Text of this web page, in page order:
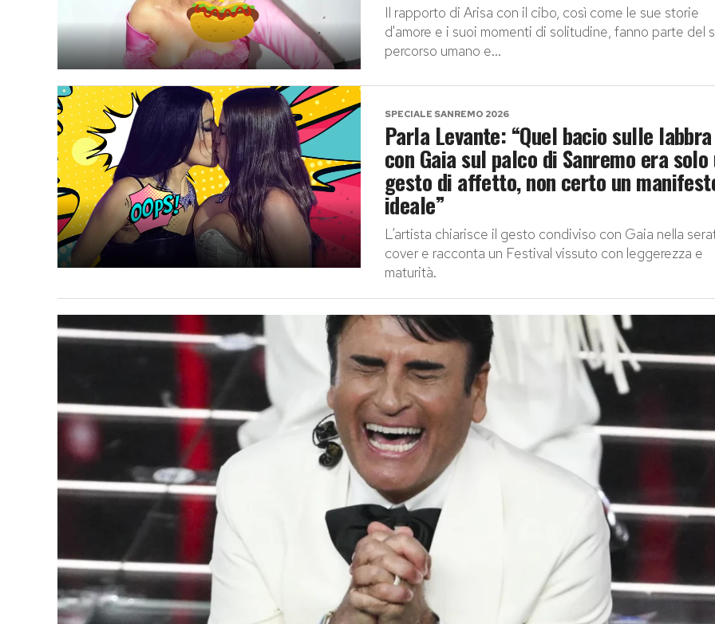
Il rapporto di Arisa con il cibo, così come le sue storie
d'amore e i suoi momenti di solitudine, fanno parte del
percorso umano e...
SPECIALE SANREMO 2026
Parla Levante: “Quel bacio sulle labbra
con Gaia sul palco di Sanremo era solo
gesto di affetto, non certo un
ideale”
L’artista chiarisce il gesto condiviso con Gaia nella
cover e racconta un Festival vissuto con leggerezza e
maturità.